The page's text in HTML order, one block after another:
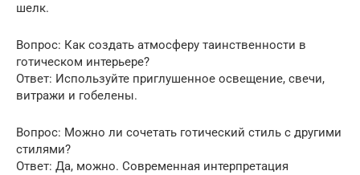
шелк.
Вопрос: Как создать атмосферу таинственности в
готическом интерьере?
Ответ: Используйте приглушенное освещение, свечи,
витражи и гобелены.
Вопрос: Можно ли сочетать готический стиль с другими
стилями?
Ответ: Да, можно. Современная интерпретация